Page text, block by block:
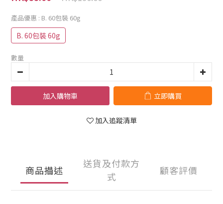
產品優惠 : B. 60包裝 60g
B. 60包裝 60g
數量
加入購物車 立即購買
加入追蹤清單
商品描述
送貨及付款方
式
顧客評價